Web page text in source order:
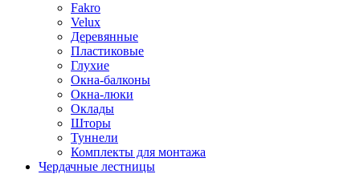
Fakro
Velux
Деревянные
Пластиковые
Глухие
Окна-балконы
Окна-люки
Оклады
Шторы
Туннели
Комплекты для монтажа
Чердачные лестницы